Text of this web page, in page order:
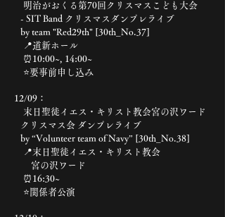
明治がおくる第70回クリスマスこども大会
- SIT Band クリスマスダンプレライブ
by team "Red29th" [30th_No.37]
📍道新ホール
⏰10:00~, 14:00~
⭐️要事前申し込み
12/09：
末日聖徒イエス・キリスト教会宮の沢ワード
クリスマス会 ダンプレライブ
by “Volunteer team of Navy” [30th_No.38]
📍末日聖徒イエス・キリスト教会
宮の沢ワード
⏰16:30~
⭐️関係者公演